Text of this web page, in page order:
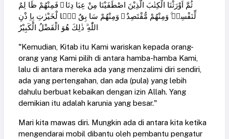
ثُمَّ اَوْرَثْنَا الْكِتٰبَ الَّذِيْنَ اصْطَفَيْنَا مِنْ عِبَا دِنَا ۚ فَمِنْهُمْ ظَا لِمٌ
لِّنَفْسِهٖ ۚ وَمِنْهُمْ مُّقْتَصِدٌ ۚ وَمِنْهُمْ سَا بِقٌ بِۢا لْخَيْرٰتِ بِاِ ذْنِ
اللّٰهِ ۗ ذٰلِكَ هُوَ الْفَضْلُ الْكَبِيْرُ
"Kemudian, Kitab itu Kami wariskan kepada orang-
orang yang Kami pilih di antara hamba-hamba Kami,
lalu di antara mereka ada yang menzalimi diri sendiri,
ada yang pertengahan, dan ada (pula) yang lebih
dahulu berbuat kebaikan dengan izin Allah. Yang
demikian itu adalah karunia yang besar."
Mari kita mawas diri. Mungkin ada di antara kita ketika
mengendarai mobil dibantu oleh pembantu pengatur